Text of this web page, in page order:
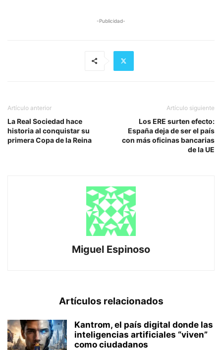
-Publicidad-
Artículo anterior
La Real Sociedad hace
historia al conquistar su
primera Copa de la Reina
Artículo siguiente
Los ERE surten efecto:
España deja de ser el país
con más oficinas bancarias
de la UE
Miguel Espinoso
Artículos relacionados
Kantrom, el país digital donde las
inteligencias artificiales “viven”
como ciudadanos